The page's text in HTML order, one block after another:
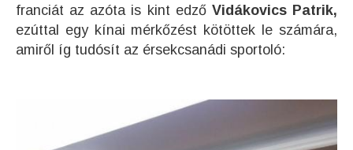
franciát az azóta is kint edzőVidákovics Patrik,
ezúttal egy kínai mérkőzést kötöttek le számára,
amiről íg tudósít az érsekcsanádi sportoló: